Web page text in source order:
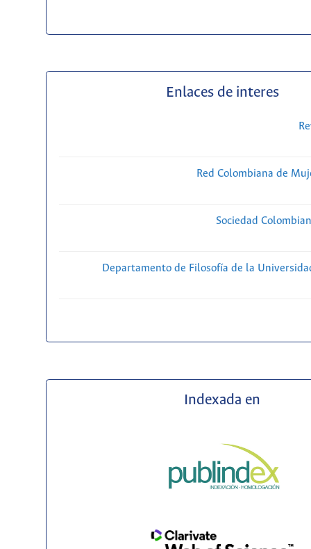
Enlaces de interes
Red Colombiana de
Sociedad
Departamento de Filosofía de la
Indexada en